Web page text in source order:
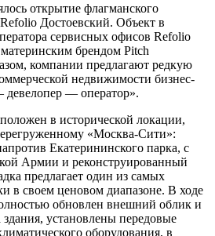
открытие флагманского
Достоевский. Объект в
сервисных офисов Refolio
брендом Pitch
компании предлагают редкую
недвижимости бизнес-
девелопер — оператор».
в исторической локации,
«Москва-Сити»:
Екатерининского парка, с
Армии и реконструированный
предлагает один из самых
в своем ценовом диапазоне. В ходе
обновлен внешний облик и
здания, установлены передовые
оборудования, в